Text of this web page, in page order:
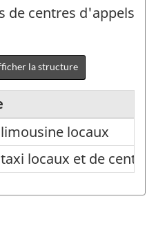
de centres d'appels
la structure
locaux
locaux
taxi locaux et de
locaux et de